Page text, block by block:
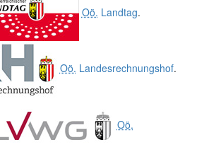
Oö. Landtag.
Oö. Landesrechnungshof.
Oö.